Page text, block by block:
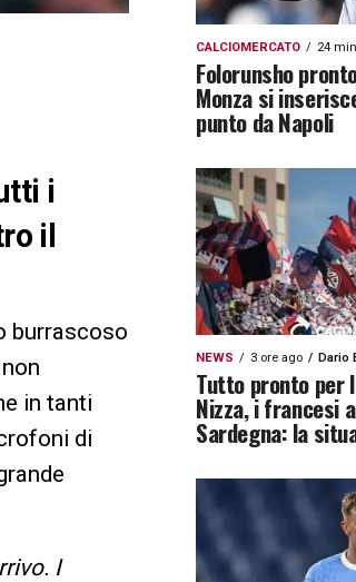
i
il
burrascoso
in tanti
di
I
CALCIOMERCATO 24
Folorunsho
Monza si
punto da Napoli
NEWS 3 ore ago Dario
Tutto pronto per
Nizza, i francesi
Sardegna: la